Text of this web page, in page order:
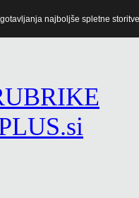
najboljše spletne